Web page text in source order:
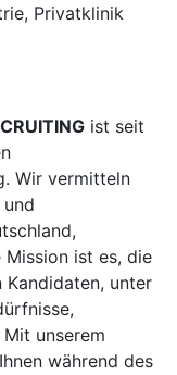
Privatklinik
ist seit
Wir vermitteln
Mission ist es, die
Kandidaten, unter
unserem
während des